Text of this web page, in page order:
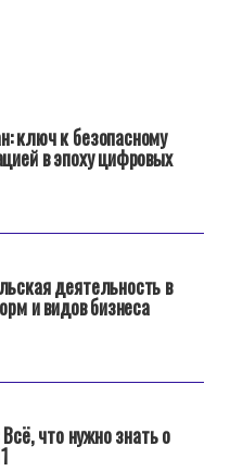
ключ к безопасному
в эпоху цифровых
деятельность в
и видов бизнеса
что нужно знать о